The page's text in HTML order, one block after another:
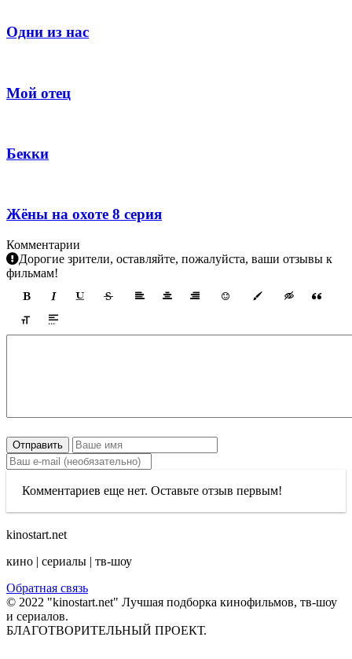
Одни из нас
Мой отец
Бекки
Жёны на охоте 8 серия
Комментарии
Дорогие зрители, оставляйте, пожалуйста, ваши отзывы к
фильмам!
Отправить
Комментариев еще нет. Оставьте отзыв первым!
kinostart.net
кино | сериалы | тв-шоу
Обратная связь
© 2022 "kinostart.net" Лучшая подборка кинофильмов, тв-шоу
и сериалов.
БЛАГОТВОРИТЕЛЬНЫЙ ПРОЕКТ.